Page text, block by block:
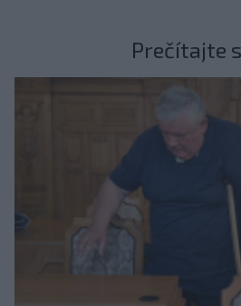
Prečítajte